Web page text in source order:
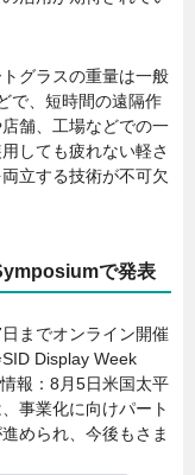
グラスの重量は一般
で、短時間の遠隔作
舗、工場などでの一
しても疲れない軽さ
立する技術が不可欠
で発表
までオンライン開催
Display Week
報：8月5日米国太平
事業化に向けパート
められ、今後もさま